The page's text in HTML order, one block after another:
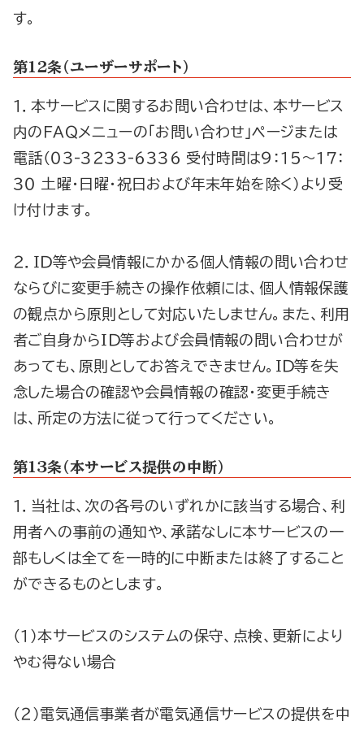
す。
第1２条（ユーザーサポート）
１．本サービスに関するお問い合わせは、本サービス
内のＦＡＱメニューの「お問い合わせ」ページまたは
電話（０３-３２３３-６３３６ 受付時間は９：１５～１７：
３０ 土曜・日曜・祝日および年末年始を除く）より受
け付けます。
２．ＩＤ等や会員情報にかかる個人情報の問い合わせ
ならびに変更手続きの操作依頼には、個人情報保護
の観点から原則として対応いたしません。また、利用
者ご自身からＩＤ等および会員情報の問い合わせが
あっても、原則としてお答えできません。ＩＤ等を失
念した場合の確認や会員情報の確認・変更手続き
は、所定の方法に従って行ってください。
第1３条（本サービス提供の中断）
１．当社は、次の各号のいずれかに該当する場合、利
用者への事前の通知や、承諾なしに本サービスの一
部もしくは全てを一時的に中断または終了すること
ができるものとします。
（１）本サービスのシステムの保守、点検、更新により
やむ得ない場合
（２）電気通信事業者が電気通信サービスの提供を中